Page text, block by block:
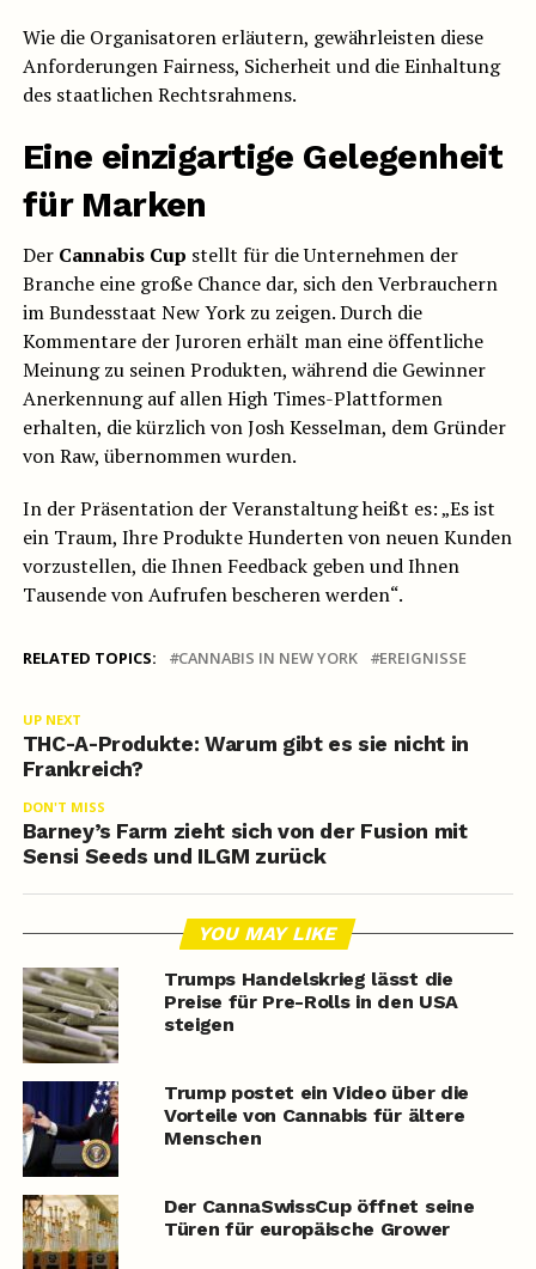
Wie die Organisatoren erläutern, gewährleisten diese
Anforderungen Fairness, Sicherheit und die Einhaltung
des staatlichen Rechtsrahmens.
Eine einzigartige Gelegenheit
für Marken
Der Cannabis Cup stellt für die Unternehmen der
Branche eine große Chance dar, sich den Verbrauchern
im Bundesstaat New York zu zeigen. Durch die
Kommentare der Juroren erhält man eine öffentliche
Meinung zu seinen Produkten, während die Gewinner
Anerkennung auf allen High Times-Plattformen
erhalten, die kürzlich von Josh Kesselman, dem Gründer
von Raw, übernommen wurden.
In der Präsentation der Veranstaltung heißt es: „Es ist
ein Traum, Ihre Produkte Hunderten von neuen Kunden
vorzustellen, die Ihnen Feedback geben und Ihnen
Tausende von Aufrufen bescheren werden“.
RELATED TOPICS: CANNABIS IN NEW YORK EREIGNISSE
UP NEXT
THC-A-Produkte: Warum gibt es sie nicht in
Frankreich?
DON'T MISS
Barney’s Farm zieht sich von der Fusion mit
Sensi Seeds und ILGM zurück
YOU MAY LIKE
Trumps Handelskrieg lässt die
Preise für Pre-Rolls in den USA
steigen
Trump postet ein Video über die
Vorteile von Cannabis für ältere
Menschen
Der CannaSwissCup öffnet seine
Türen für europäische Grower